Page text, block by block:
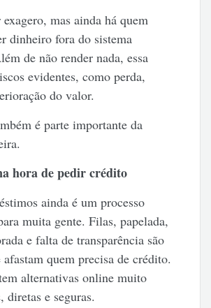
exagero, mas ainda há quem
dinheiro fora do sistema
de não render nada, essa
evidentes, como perda,
do valor.
é parte importante da
hora de pedir crédito
ainda é um processo
muita gente. Filas, papelada,
e falta de transparência são
quem precisa de crédito.
alternativas online muito
diretas e seguras.